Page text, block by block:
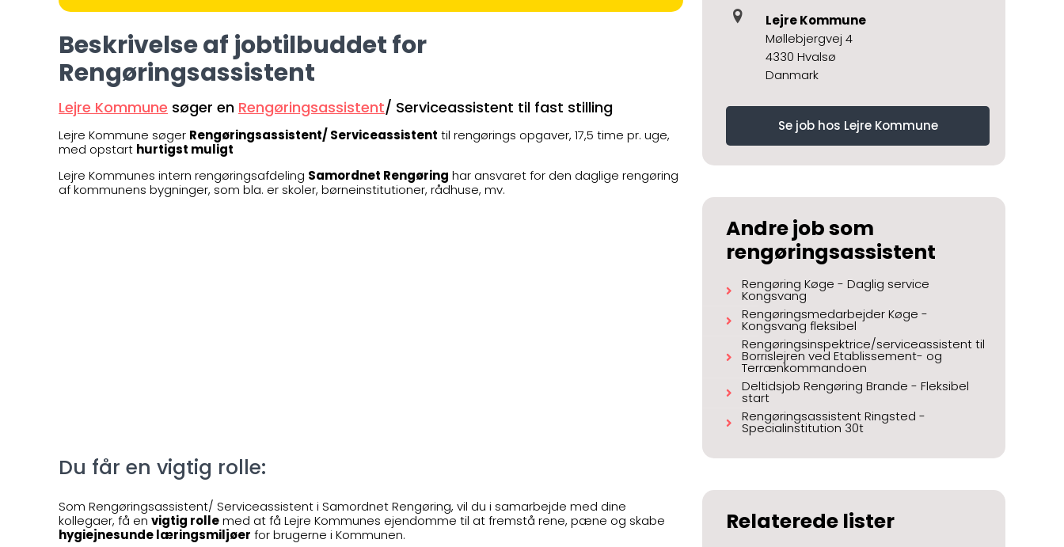
Beskrivelse af jobtilbuddet for
Rengøringsassistent
Lejre Kommune søger en Rengøringsassistent/ Serviceassistent til fast stilling
Lejre Kommune søger Rengøringsassistent/ Serviceassistent til rengørings opgaver, 17,5 time pr. uge,
med opstart hurtigst muligt
Lejre Kommunes intern rengøringsafdeling Samordnet Rengøring har ansvaret for den daglige rengøring
af kommunens bygninger, som bla. er skoler, børneinstitutioner, rådhuse, mv.
Du får en vigtig rolle:
Som Rengøringsassistent/ Serviceassistent i Samordnet Rengøring, vil du i samarbejde med dine
kollegaer, få en vigtig rollemed at få Lejre Kommunes ejendomme til at fremstå rene, pæne og skabe
hygiejnesunde læringsmiljøer for brugerne i Kommunen.
Lejre Kommune
Møllebjergvej 4
4330 Hvalsø
Danmark
Se job hos Lejre Kommune
Andre job som
rengøringsassistent
Rengøring Køge - Daglig service
Kongsvang
Rengøringsmedarbejder Køge -
Kongsvang fleksibel
Rengøringsinspektrice/serviceassistent til
Borrislejren ved Etablissement- og
Terrænkommandoen
Deltidsjob Rengøring Brande - Fleksibel
start
Rengøringsassistent Ringsted -
Specialinstitution 30t
Relaterede lister